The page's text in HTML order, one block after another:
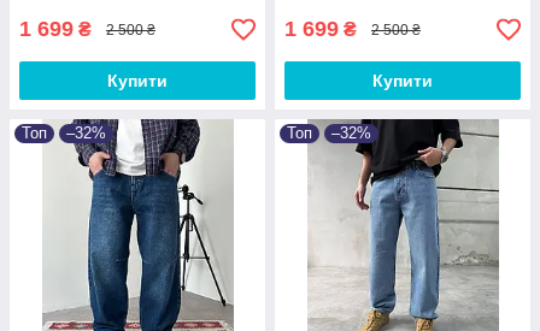
1 699 ₴ 2 500 ₴
Купити
1 699 ₴ 2 500 ₴
Купити
Топ –32% Топ –32%